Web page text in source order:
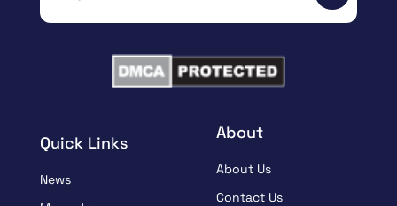
Quick Links
News
About
About Us
Contact Us